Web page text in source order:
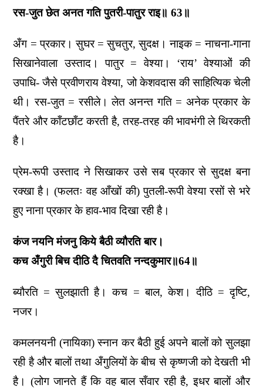
रस-जुत छेत अनत गति पुतरी-पातुर राइ॥ 63॥
अँग = प्रकार। सुघर = सुचतुर, सुदक्ष। नाइक = नाचना-गाना
सिखानेवाला उस्ताद। पातुर = वेश्या। ‘राय’ वेश्याओं की
उपाधि- जैसे प्रवीणराय वेश्या, जो केशवदास की साहित्यिक चेली
थी। रस-जुत = रसीले। लेत अनन्त गति = अनेक प्रकार के
पैंतरे और काँटछाँट करती है, तरह-तरह की भावभंगी ले थिरकती
है।
प्रेम-रूपी उस्ताद ने सिखाकर उसे सब प्रकार से सुदक्ष बना
रक्खा है। (फलतः वह आँखों की) पुतली-रूपी वेश्या रसों से भरे
हुए नाना प्रकार के हाव-भाव दिखा रही है।
कंज नयनि मंजनु किये बैठी व्यौरति बार।
कच अँगुरी बिच दीठि दै चितवति नन्दकुमार॥64॥
ब्यौरति = सुलझाती है। कच = बाल, केश। दीठि = दृष्टि,
नजर।
कमलनयनी (नायिका) स्नान कर बैठी हुई अपने बालों को सुलझा
रही है और बालों तथा अँगुलियों के बीच से कृष्णजी को देखती भी
है। (लोग जानते हैं कि वह बाल सँवार रही है, इधर बालों और